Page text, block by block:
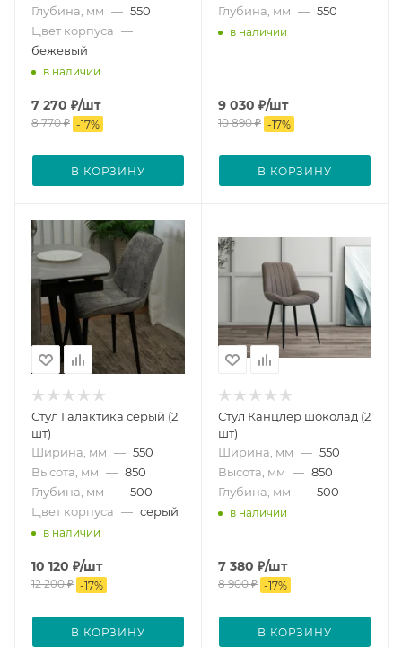
Глубина, мм — 550
Цвет корпуса —
бежевый
в наличии
7 270 ₽/шт
8 770₽ -17%
В КОРЗИНУ
Глубина, мм — 550
в наличии
9 030 ₽/шт
10 890₽ -17%
В КОРЗИНУ
Стул Галактика серый (2
шт)
Ширина, мм — 550
Высота, мм — 850
Глубина, мм — 500
Цвет корпуса — серый
в наличии
10 120 ₽/шт
12 200₽ -17%
В КОРЗИНУ
Стул Канцлер шоколад (2
шт)
Ширина, мм — 550
Высота, мм — 850
Глубина, мм — 500
в наличии
7 380 ₽/шт
8 900₽ -17%
В КОРЗИНУ